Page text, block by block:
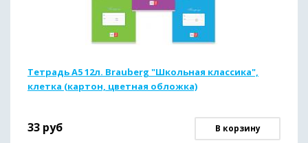
Тетрадь А5 12л. Brauberg "Школьная классика",
клетка (картон, цветная обложка)
33 руб В корзину